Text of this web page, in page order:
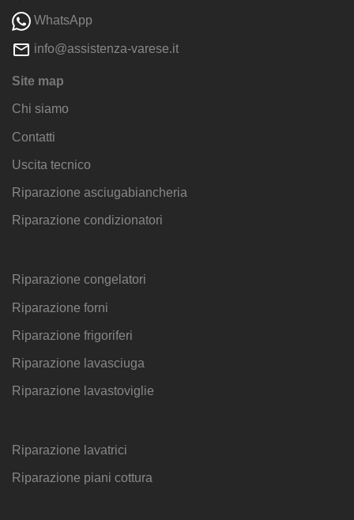
WhatsApp
info@assistenza-varese.it
Site map
Chi siamo
Contatti
Uscita tecnico
Riparazione asciugabiancheria
Riparazione condizionatori
Riparazione congelatori
Riparazione forni
Riparazione frigoriferi
Riparazione lavasciuga
Riparazione lavastoviglie
Riparazione lavatrici
Riparazione piani cottura